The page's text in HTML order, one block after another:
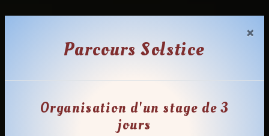
Parcours Solstice
×
Organisation d'un stage de 3
jours